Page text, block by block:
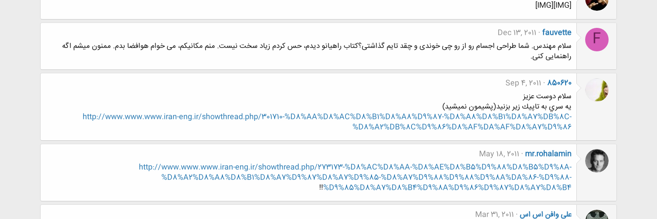
[IMG][IMG]
F
fauvette
Dec 13, 2011
سلام مهندس. شما طراحی اجسام رو از رو چی خوندی و چقد تایم گذاشتی؟کتاب راهیانو دیدم، حس کردم زیاد سخت نیست. منم مکانیکم، می خوام هوافضا بدم. ممنون میشم اگه
راهنمایی کنی.
850620
Sep 4, 2011
سلام دوست عزيز
يه سري به تاپيك زير بزنيد(پشيمون نميشيد)
http://www.www.www.iran-eng.ir/showthread.php/301710-%D8%AA%D8%AC%D8%B1%D8%A8%D9%87-%D8%A8%D8%B1%D8%A7%DB%8C-
%D8%A2%DB%8C%D9%86%D8%AF%DA%AF%D8%A7%D9%86
mr.rohalamin
May 18, 2011
http://www.www.www.iran-eng.ir/showthread.php/273173-%D8%AC%D8%AA-%D8%AE%D8%B5%D9%88%D8%B5%D9%8A-
%D8%A2%D8%A8%D8%B1%D8%A7%D9%87%D8%A7%D9%85-%D8%A7%D9%88%D9%88%D9%8A%DA%86-%D9%88-
%D9%85%D8%A7%D8%B4%D9%8A%D9%86%D9%87%D8%A7%D8%B4
!!
علی وافن اس اس Mar 31, 2011